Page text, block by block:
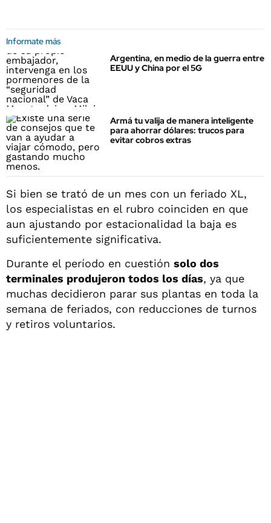
Informate más
Argentina, en medio de la guerra entre
EEUU y China por el 5G
Armá tu valija de manera inteligente
para ahorrar dólares: trucos para
evitar cobros extras
Si bien se trató de un mes con un feriado XL,
los especialistas en el rubro coinciden en que
aun ajustando por estacionalidad la baja es
suficientemente significativa.
Durante el período en cuestión solo dos
terminales produjeron todos los días, ya que
muchas decidieron parar sus plantas en toda la
semana de feriados, con reducciones de turnos
y retiros voluntarios.